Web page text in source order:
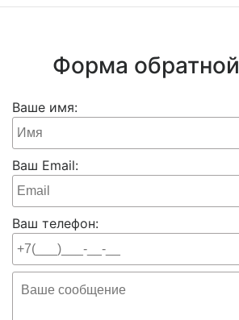
Форма
Ваше имя:
Ваш Email:
Ваш телефон: